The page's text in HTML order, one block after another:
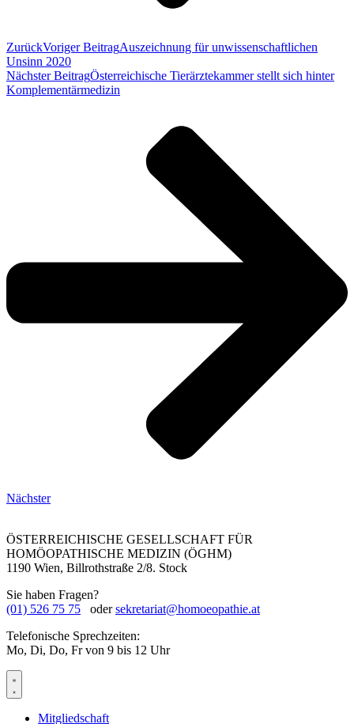
ZurückVoriger BeitragAuszeichnung für unwissenschaftlichen
Unsinn 2020
Nächster BeitragÖsterreichische Tierärztekammer stellt sich hinter
Komplementärmedizin
Nächster
ÖSTERREICHISCHE GESELLSCHAFT FÜR
HOMÖOPATHISCHE MEDIZIN (ÖGHM)
1190 Wien, Billrothstraße 2/8. Stock
Sie haben Fragen?
(01) 526 75 75 odersekretariat@homoeopathie.at
Telefonische Sprechzeiten:
Mo, Di, Do, Fr von 9 bis 12 Uhr
Mitgliedschaft